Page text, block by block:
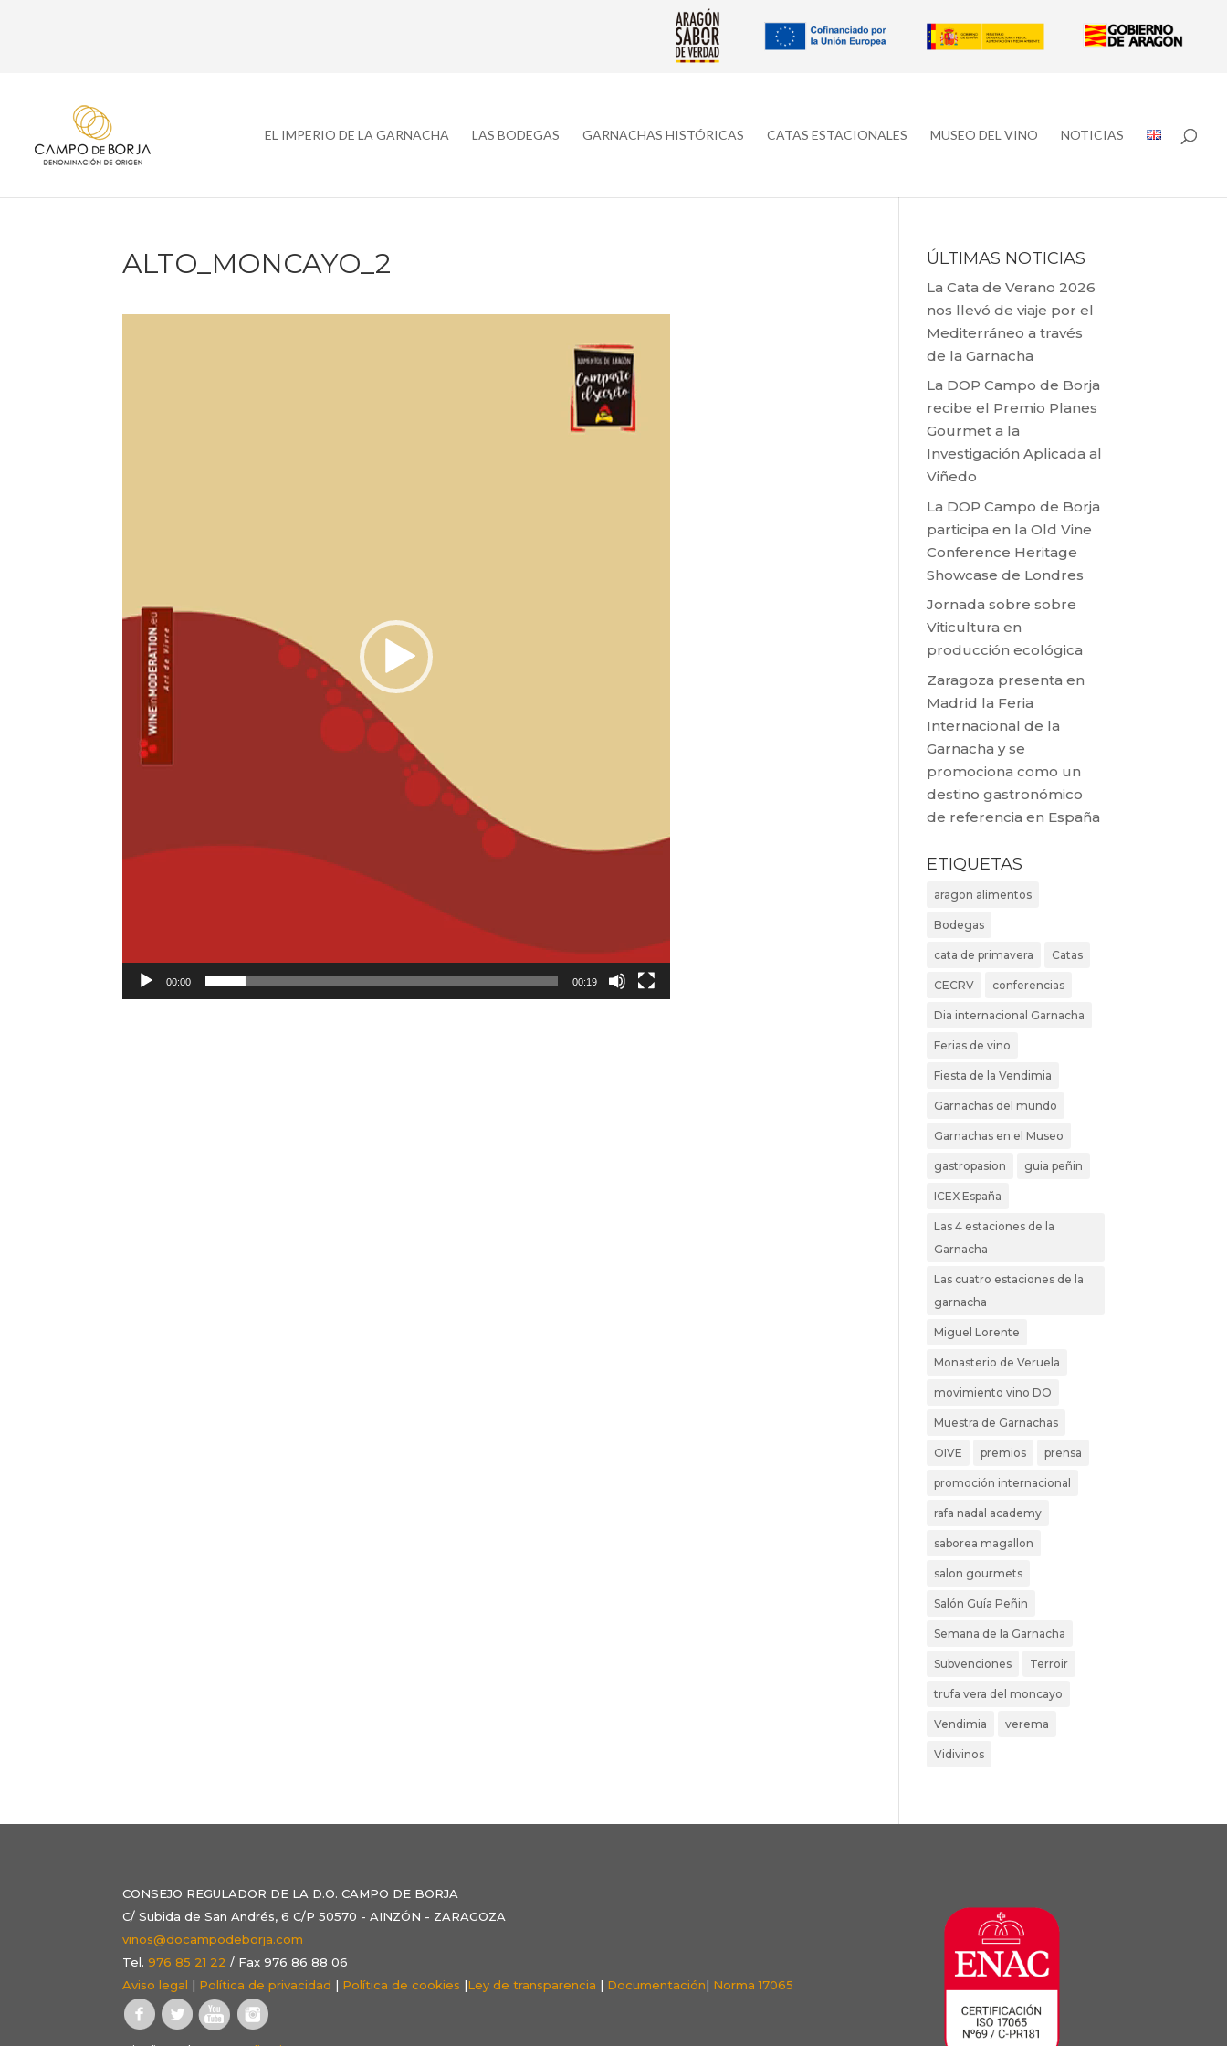
EL IMPERIO DE LA GARNACHA LAS BODEGAS GARNACHAS HISTÓRICAS CATAS ESTACIONALES MUSEO DEL VINO NOTICIAS
ALTO_MONCAYO_2
00:00 00:19
ÚLTIMAS NOTICIAS
La Cata de Verano 2026
nos llevó de viaje por el
Mediterráneo a través
de la Garnacha
La DOP Campo de Borja
recibe el Premio Planes
Gourmet a la
Investigación Aplicada al
Viñedo
La DOP Campo de Borja
participa en la Old Vine
Conference Heritage
Showcase de Londres
Jornada sobre sobre
Viticultura en
producción ecológica
Zaragoza presenta en
Madrid la Feria
Internacional de la
Garnacha y se
promociona como un
destino gastronómico
de referencia en España
ETIQUETAS
aragon alimentos
Bodegas
cata de primavera Catas
CECRV conferencias
Dia internacional Garnacha
Ferias de vino
Fiesta de la Vendimia
Garnachas del mundo
Garnachas en el Museo
gastropasion guia peñin
ICEX España
Las 4 estaciones de la
Garnacha
Las cuatro estaciones de la
garnacha
Miguel Lorente
Monasterio de Veruela
movimiento vino DO
Muestra de Garnachas
OIVE premios prensa
promoción internacional
rafa nadal academy
saborea magallon
salon gourmets
Salón Guía Peñin
Semana de la Garnacha
Subvenciones Terroir
trufa vera del moncayo
Vendimia verema
Vidivinos
CONSEJO REGULADOR DE LA D.O. CAMPO DE BORJA
C/ Subida de San Andrés, 6 C/P 50570 - AINZÓN - ZARAGOZA
vinos@docampodeborja.com
Tel.976 85 21 22 / Fax 976 86 88 06
Aviso legal | Política de privacidad | Política de cookies |Ley de transparencia | Documentación| Norma 17065